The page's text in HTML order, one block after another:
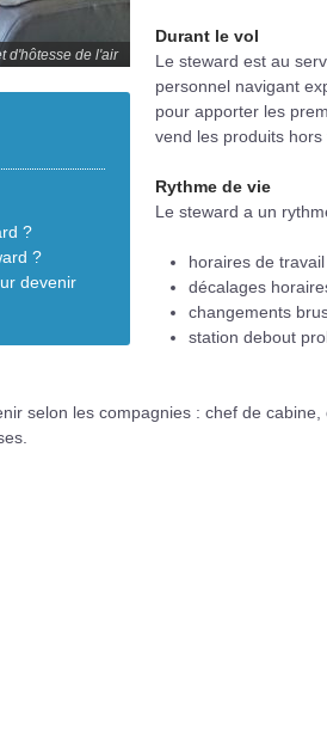
d'hôtesse de l'air
?
?
devenir
Durant le vol
Le steward est au
personnel navigant
pour apporter les
vend les produits hors
Rythme de vie
Le steward a un
horaires de
décalages
changements
station debout
selon les compagnies : chef de